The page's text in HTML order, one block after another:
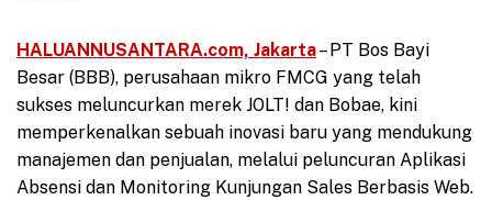
HALUANNUSANTARA.com, Jakarta– PT Bos Bayi
Besar (BBB), perusahaan mikro FMCG yang telah
sukses meluncurkan merek JOLT! dan Bobae, kini
memperkenalkan sebuah inovasi baru yang mendukung
manajemen dan penjualan, melalui peluncuran Aplikasi
Absensi dan Monitoring Kunjungan Sales Berbasis Web.